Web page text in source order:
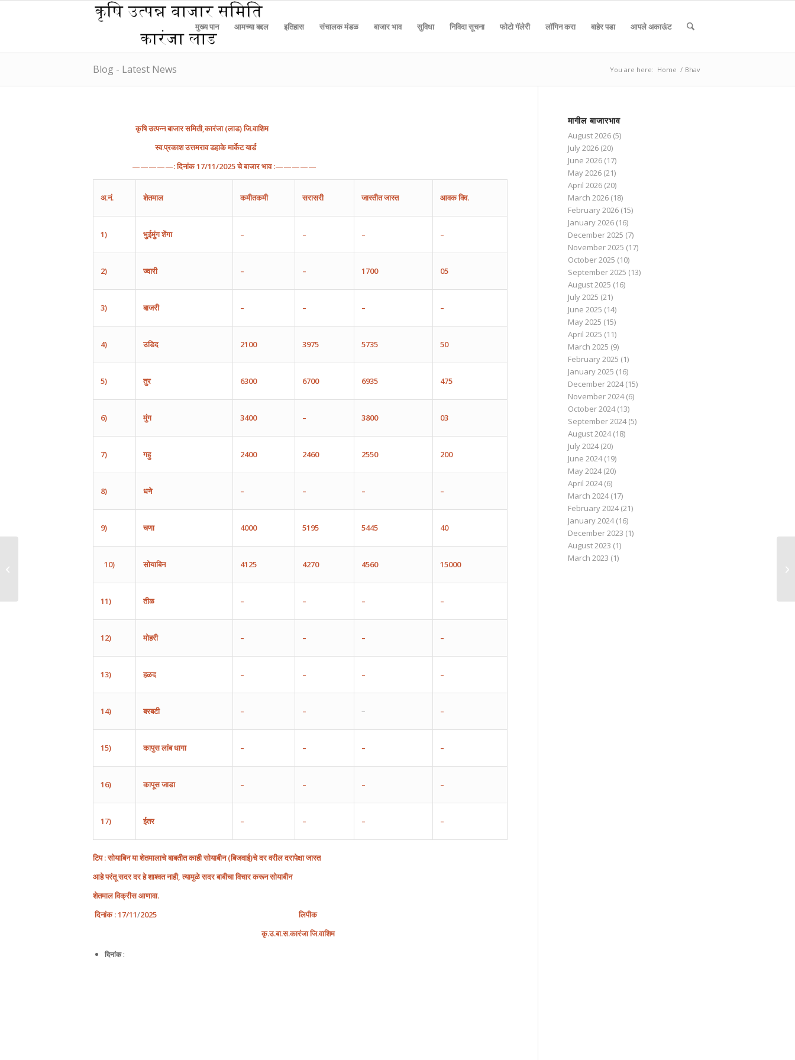
मुख्य पान आमच्या बद्दल इतिहास संचालक मंडळ बाजार भाव सुविधा निविदा सूचना फोटो गॅलेरी लॉगिन करा बाहेर पडा आपले अकाऊंट
Blog - Latest News You are here: Home / Bhav
कृषिउत्पन्नबाजारसमिती,कारंजा(लाड)जि.वाशिम
स्व.प्रकाश उत्तमराव डहाके मार्केट यार्ड
—————:दिनांक17/11/2025चेबाजारभाव:—————
अ.नं. शेतमाल कमीतकमी सरासरी जास्तीतजास्त आवकक्वि.
1) भुईमुंगशेंगा – – – –
2) ज्वारी – – 1700 05
3) बाजरी – – – –
4) उडिद 2100 3975 5735 50
5) तुर 6300 6700 6935 475
6) मुंग 3400 – 3800 03
7) गहु 2400 2460 2550 200
8) धने – – – –
9) चणा 4000 5195 5445 40
10) सोयाबिन 4125 4270 4560 15000
11) तीळ – – – –
12) मोहरी – – – –
13) हळद – – – –
14) बरबटी – – – –
15) कापुसलांबधागा – – – –
16) कापूसजाडा – – – –
17) ईतर – – – –
टिप : सोयाबिन या शेतमालाचे बाबतीत काही सोयाबीन(बिजवाई)चे दर वरील दरापेक्षा जास्त
आहे परंतू सदर दर हे शाश्वत नाही, त्यामुळे सदर बाबीचा विचार करून सोयाबीन
शेतमाल विक्रीस आणावा.
दिनांक :17/11/2025
लिपीक
कृ.उ.बा.स.कारंजाजि.वाशिम
दिनांक :
मागील बाजारभाव
August 2026(5)
July 2026(20)
June 2026(17)
May 2026(21)
April 2026(20)
March 2026(18)
February 2026(15)
January 2026(16)
December 2025 (7)
November 2025 (17)
October 2025 (10)
September 2025 (13)
August 2025 (16)
July 2025 (21)
June 2025 (14)
May 2025 (15)
April 2025 (11)
March 2025 (9)
February 2025 (1)
January 2025 (16)
December 2024(15)
November 2024(6)
October 2024(13)
September 2024(5)
August 2024(18)
July 2024(20)
June 2024(19)
May 2024(20)
April 2024(6)
March 2024(17)
February 2024(21)
January 2024(16)
December 2023 (1)
August 2023 (1)
March 2023 (1)